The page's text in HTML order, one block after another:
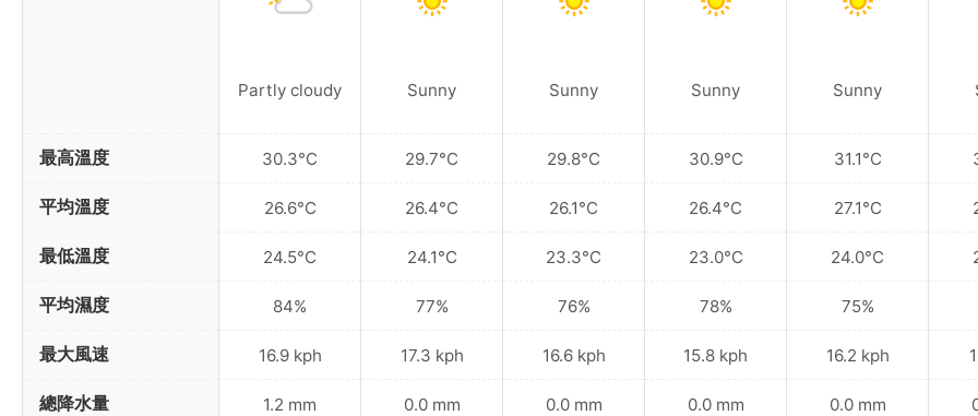
最高溫度
平均溫度
最低溫度
平均濕度
最大風速
總降水量
Partly cloudy
30.3°C
26.6°C
24.5°C
84%
16.9 kph
1.2 mm
Sunny
29.7°C
26.4°C
24.1°C
77%
17.3 kph
0.0 mm
Sunny
29.8°C
26.1°C
23.3°C
76%
16.6 kph
0.0 mm
Sunny
30.9°C
26.4°C
23.0°C
78%
15.8 kph
0.0 mm
Sunny
31.1°C
27.1°C
24.0°C
75%
16.2 kph
0.0 mm